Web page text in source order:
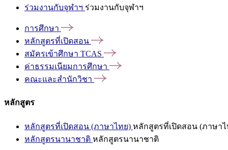
ร่วมงานกับจุฬาฯ ร่วมงานกับจุฬาฯ
การศึกษา
หลักสูตรที่เปิดสอน
สมัครเข้าศึกษา TCAS
ค่าธรรมเนียมการศึกษา
คณะและสำนักวิชา
หลักสูตร
หลักสูตรที่เปิดสอน (ภาษาไทย) หลักสูตรที่เปิดสอน (ภาษาไ
หลักสูตรนานาชาติ หลักสูตรนานาชาติ